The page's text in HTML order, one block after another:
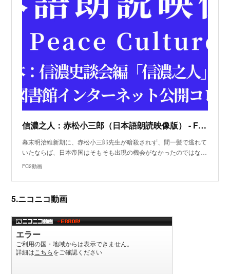
信濃之人：赤松小三郎（日本語朗読映像版） - FC2動画
幕末明治維新期に、赤松小三郎先生が暗殺されず、間一髪で逃れて
いたならば、日本帝国はそもそも出現の機会がなかったのではな…
FC2動画
5.ニコニコ動画